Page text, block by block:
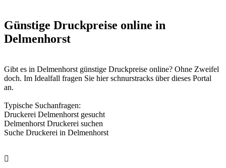
Günstige Druckpreise online in
Delmenhorst
Gibt es in Delmenhorst günstige Druckpreise online? Ohne Zweifel
doch. Im Idealfall fragen Sie hier schnurstracks über dieses Portal
an.
Typische Suchanfragen:
Druckerei Delmenhorst gesucht
Delmenhorst Druckerei suchen
Suche Druckerei in Delmenhorst